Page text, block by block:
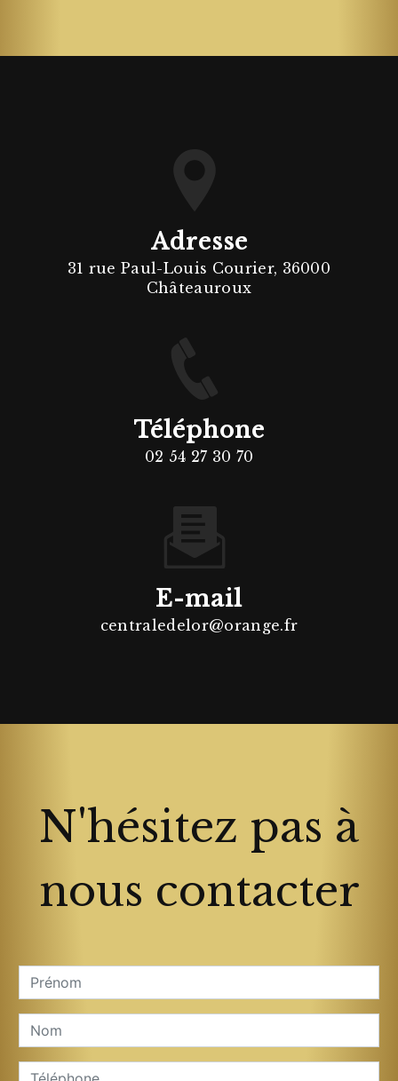
Adresse
31 rue Paul-Louis Courier, 36000
Châteauroux
Téléphone
02 54 27 30 70
E-mail
centraledelor@orange.fr
N'hésitez pas à
nous contacter